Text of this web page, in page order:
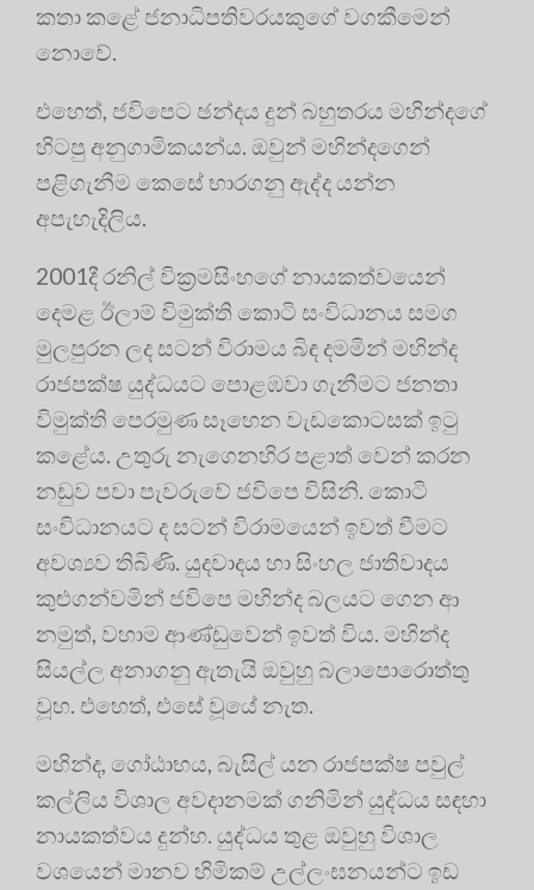
කතා කළේ ජනාධිපතිවරයකුගේ වගකීමෙන්
නොවේ.
එහෙත්, ජවිපෙට ඡන්දය දුන් බහුතරය මහින්දගේ
හිටපු අනුගාමිකයන්ය. ඔවුන් මහින්දගෙන්
පළිගැනීම කෙසේ භාරගනු ඇද්ද යන්න
අපැහැදිලිය.
2001දී රනිල් වික්‍රමසිංහගේ නායකත්වයෙන්
දෙමළ ඊලාම් විමුක්ති කොටි සංවිධානය සමග
මුලපුරන ලද සටන් විරාමය බිඳ දමමින් මහින්ද
රාජපක්ෂ යුද්ධයට පොළඹවා ගැනීමට ජනතා
විමුක්ති පෙරමුණ සෑහෙන වැඩකොටසක් ඉටු
කළේය. උතුරු නැගෙනහිර පළාත් වෙන් කරන
නඩුව පවා පැවරුවේ ජවිපෙ විසිනි. කොටි
සංවිධානයට ද සටන් විරාමයෙන් ඉවත් වීමට
අවශ්‍යව තිබිණි. යුදවාදය හා සිංහල ජාතිවාදය
කුළුගන්වමින් ජවිපෙ මහින්ද බලයට ගෙන ආ
නමුත්, වහාම ආණ්ඩුවෙන් ඉවත් විය. මහින්ද
සියල්ල අනාගනු ඇතැයි ඔවුහු බලාපොරොත්තු
වූහ. එහෙත්, එසේ වූයේ නැත.
මහින්ද, ගෝඨාභය, බැසිල් යන රාජපක්ෂ පවුල්
කල්ලිය විශාල අවදානමක් ගනිමින් යුද්ධය සඳහා
නායකත්වය දුන්හ. යුද්ධය තුළ ඔවුහු විශාල
වශයෙන් මානව හිමිකම් උල්ලංඝනයන්ට ඉඩ